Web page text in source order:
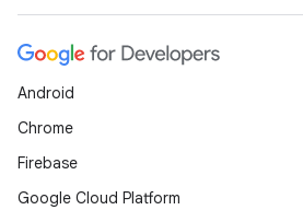
Android
Chrome
Firebase
Google Cloud Platform